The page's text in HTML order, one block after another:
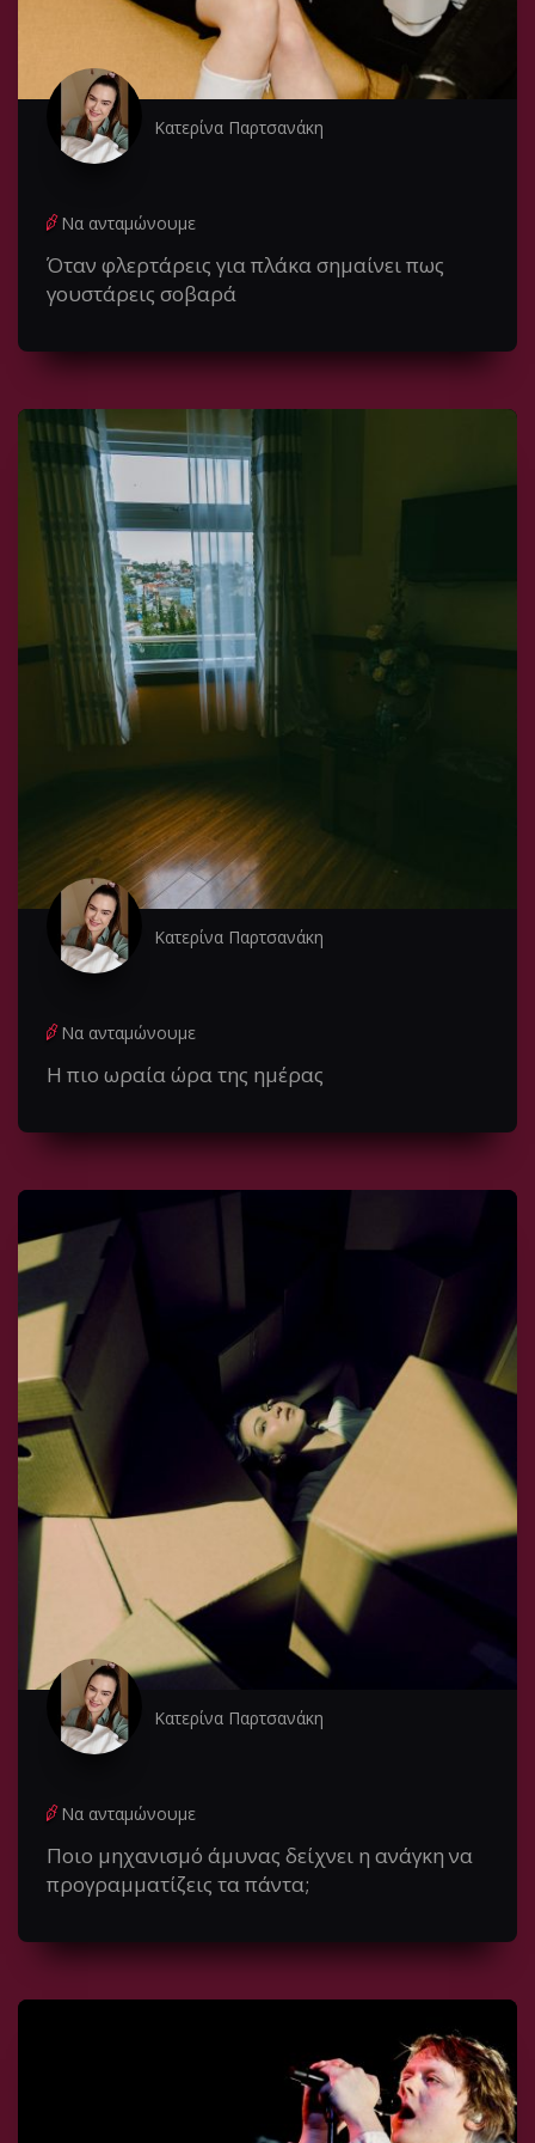
Κατερίνα Παρτσανάκη
Να ανταμώνουμε
Όταν φλερτάρεις για πλάκα σημαίνει πως
γουστάρεις σοβαρά
Κατερίνα Παρτσανάκη
Να ανταμώνουμε
Η πιο ωραία ώρα της ημέρας
Κατερίνα Παρτσανάκη
Να ανταμώνουμε
Ποιο μηχανισμό άμυνας δείχνει η ανάγκη να
προγραμματίζεις τα πάντα;